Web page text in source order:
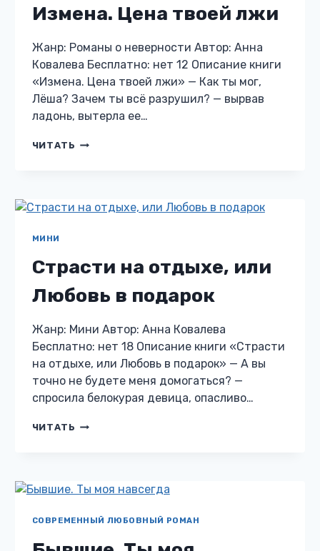
Измена. Цена твоей лжи
Жанр: Романы о неверности Автор: Анна
Ковалева Бесплатно: нет 12 Описание книги
«Измена. Цена твоей лжи» — Как ты мог,
Лёша? Зачем ты всё разрушил? — вырвав
ладонь, вытерла ее…
ЧИТАТЬ ИЗМЕНА.
МИНИ
Страсти на отдыхе, или
Любовь в подарок
Жанр: Мини Автор: Анна Ковалева
Бесплатно: нет 18 Описание книги «Страсти
на отдыхе, или Любовь в подарок» — А вы
точно не будете меня домогаться? —
спросила белокурая девица, опасливо…
ЧИТАТЬ СТРАСТИ
В
СОВРЕМЕННЫЙ ЛЮБОВНЫЙ РОМАН